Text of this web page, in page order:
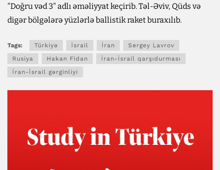
"Doğru vəd 3" adlı əməliyyat keçirib. Təl-Əviv, Qüds və
digər bölgələrə yüzlərlə ballistik raket buraxılıb.
Tags: Türkiyə İsrail İran
Sergey Lavrov
Rusiya
Hakan Fidan
İran-İsrail qarşıdurması
İran-İsrail gərginliyi